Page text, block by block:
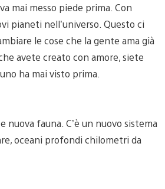
mai messo piede prima. Con
pianeti nell’universo. Questo ci
le cose che la gente ama già
avete creato con amore, siete
ha mai visto prima.
fauna. C’è un nuovo sistema
oceani profondi chilometri da